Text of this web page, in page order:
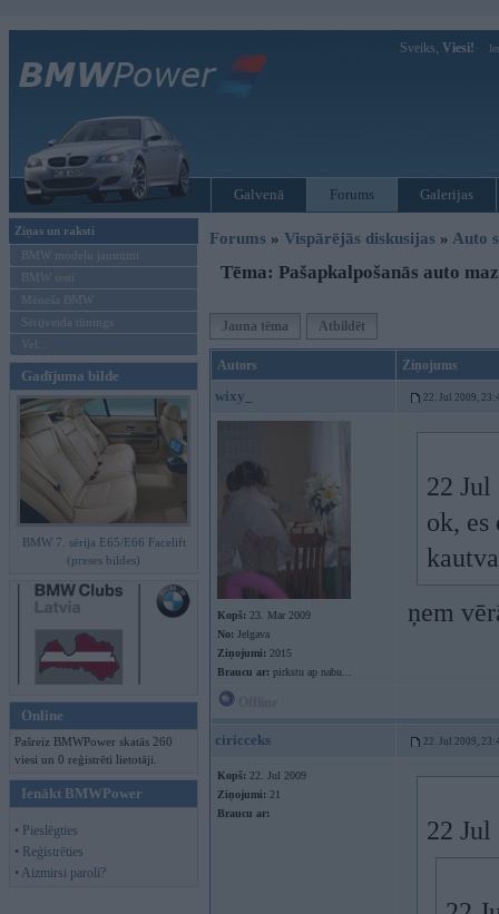
Sveiks, Viesi!
Galvenā Forums Galerijas
Ziņas un raksti
BMW modeļu jaunumi
BMW testi
Mēneša BMW
Sērijveida tūnings
Vel...
Gadījuma bilde
BMW 7. sērija E65/E66 Facelift
(preses bildes)
Online
Pašreiz BMWPower skatās 260
viesi un 0 reģistrēti lietotāji.
Ienākt BMWPower
• Pieslēgties
• Reģistrēties
• Aizmirsi paroli?
Forums » Vispārējās diskusijas » Auto
Tēma: Pašapkalpošanās auto
Jauna tēma Atbildēt
Autors Ziņojums
wixy_ 22. Jul 2009,
Kopš: 23. Mar 2009
No: Jelgava
Ziņojumi: 2015
Braucu ar: pirkstu ap nabu...
22
ok, es
ņem
ciricceks 22. Jul 2009,
Kopš: 22. Jul 2009
Ziņojumi: 21
Braucu ar:
22